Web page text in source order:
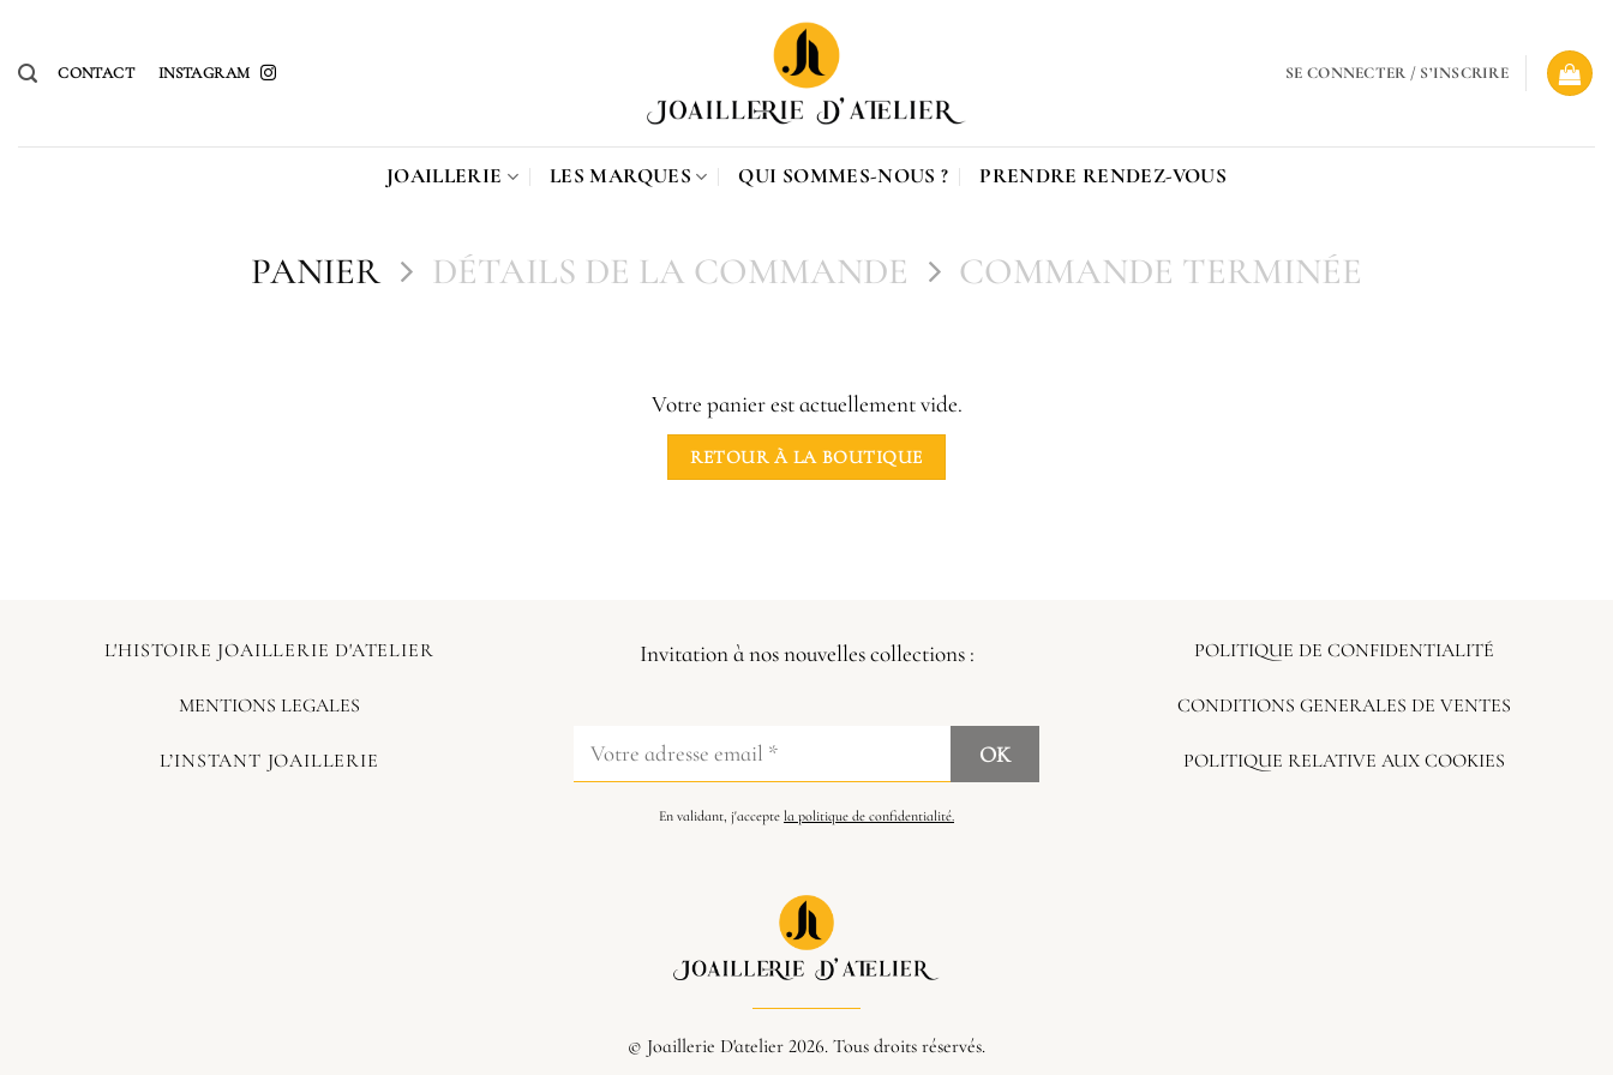
contenu
CONTACT INSTAGRAM SE CONNECTER / S’INSCRIRE
JOAILLERIE LES MARQUES QUI SOMMES-NOUS ? PRENDRE RENDEZ-VOUS
PANIER DÉTAILS DE LA COMMANDE COMMANDE TERMINÉE
Votre panier est actuellement vide.
RETOUR À LA BOUTIQUE
L'HISTOIRE JOAILLERIE D'ATELIER
MENTIONS LEGALES
L’INSTANT JOAILLERIE
Invitation à nos nouvelles collections :
En validant, j'accepte la politique de confidentialité.
POLITIQUE DE CONFIDENTIALITÉ
CONDITIONS GENERALES DE VENTES
POLITIQUE RELATIVE AUX COOKIES
© Joaillerie D'atelier 2026. Tous droits réservés.